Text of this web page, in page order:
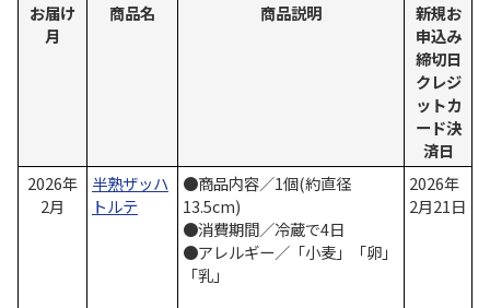
お届け
月
商品名 商品説明
新規お
申込み
締切日
クレジ
ットカ
ード決
済日
2026年
2月
半熟ザッハ
トルテ
●商品内容／1個(約直径
13.5cm)
●消費期間／冷蔵で4日
●アレルギー／「小麦」「卵」
「乳」
2026年
2月21日